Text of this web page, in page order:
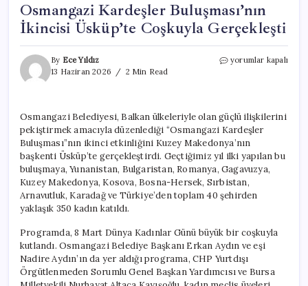
Osmangazi Kardeşler Buluşması’nın
İkincisi Üsküp’te Coşkuyla Gerçekleşti
By Ece Yıldız
13 Haziran 2026
2 Min Read
Osmangazi
Coşkuyla
Gerçekleşti
için
yorumlar kapalı
Osmangazi Belediyesi, Balkan ülkeleriyle olan güçlü ilişkilerini
pekiştirmek amacıyla düzenlediği “Osmangazi Kardeşler
Buluşması”nın ikinci etkinliğini Kuzey Makedonya’nın
başkenti Üsküp’te gerçekleştirdi. Geçtiğimiz yıl ilki yapılan bu
buluşmaya, Yunanistan, Bulgaristan, Romanya, Gagavuzya,
Kuzey Makedonya, Kosova, Bosna-Hersek, Sırbistan,
Arnavutluk, Karadağ ve Türkiye’den toplam 40 şehirden
yaklaşık 350 kadın katıldı.
Programda, 8 Mart Dünya Kadınlar Günü büyük bir coşkuyla
kutlandı. Osmangazi Belediye Başkanı Erkan Aydın ve eşi
Nadire Aydın’ın da yer aldığı programa, CHP Yurtdışı
Örgütlenmeden Sorumlu Genel Başkan Yardımcısı ve Bursa